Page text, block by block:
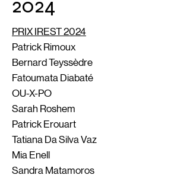
2024
PRIX IREST 2024
Patrick Rimoux
Bernard Teyssèdre
Fatoumata Diabaté
OU-X-PO
Sarah Roshem
Patrick Erouart
Tatiana Da Silva Vaz
Mia Enell
Sandra Matamoros